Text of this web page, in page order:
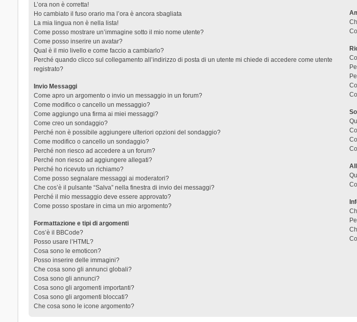
L’ora non è corretta!
Ho cambiato il fuso orario ma l’ora è ancora sbagliata
La mia lingua non è nella lista!
Come posso mostrare un’immagine sotto il mio nome utente?
Come posso inserire un avatar?
Qual è il mio livello e come faccio a cambiarlo?
Perché quando clicco sul collegamento all’indirizzo di posta di un utente mi chiede di accedere come utente
registrato?
Invio Messaggi
Come apro un argomento o invio un messaggio in un forum?
Come modifico o cancello un messaggio?
Come aggiungo una firma ai miei messaggi?
Come creo un sondaggio?
Perché non è possibile aggiungere ulteriori opzioni del sondaggio?
Come modifico o cancello un sondaggio?
Perché non riesco ad accedere a un forum?
Perché non riesco ad aggiungere allegati?
Perché ho ricevuto un richiamo?
Come posso segnalare messaggi ai moderatori?
Che cos’è il pulsante “Salva” nella finestra di invio dei messaggi?
Perché il mio messaggio deve essere approvato?
Come posso spostare in cima un mio argomento?
Formattazione e tipi di argomenti
Cos’è il BBCode?
Posso usare l’HTML?
Cosa sono le emoticon?
Posso inserire delle immagini?
Che cosa sono gli annunci globali?
Cosa sono gli annunci?
Cosa sono gli argomenti importanti?
Cosa sono gli argomenti bloccati?
Che cosa sono le icone argomento?